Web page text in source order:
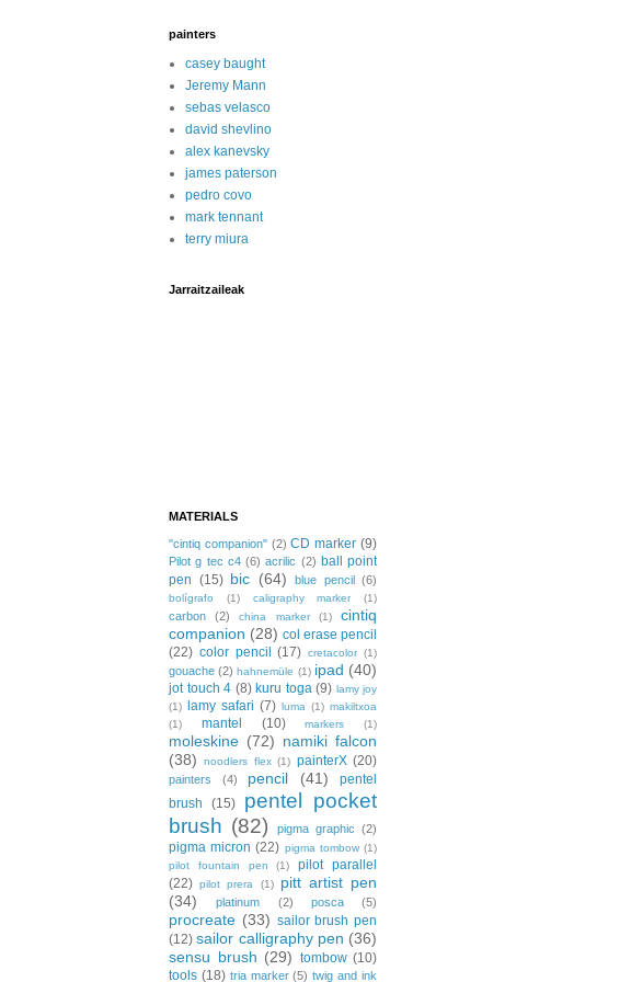
painters
casey baught
Jeremy Mann
sebas velasco
david shevlino
alex kanevsky
james paterson
pedro covo
mark tennant
terry miura
Jarraitzaileak
MATERIALS
"cintiq companion" (2) CD marker (9)
Pilot g tec c4 (6) acrilic (2) ball point
pen (15) bic (64) blue pencil (6)
bolígrafo (1) caligraphy marker (1)
carbon (2) china marker (1)
cintiq
companion (28) col erase pencil
(22) color pencil (17) cretacolor (1)
gouache (2) hahnemüle (1) ipad (40)
jot touch 4 (8) kuru toga (9) lamy joy
(1) lamy safari (7) luma (1) makiltxoa
(1)
mantel (10) markers (1)
moleskine (72) namiki falcon
(38)
noodlers flex (1) painterX (20)
painters (4) pencil (41)
pentel
brush
(15)
pentel pocket
brush (82) pigma graphic (2)
pigma micron (22) pigma tombow (1)
pilot fountain pen
(1)
pilot parallel
(22) pilot prera (1)
pitt artist pen
(34)
platinum (2) posca (5)
procreate (33) sailor brush pen
(12) sailor calligraphy pen (36)
sensu brush (29) tombow (10)
tools (18) tria marker (5) twig and ink